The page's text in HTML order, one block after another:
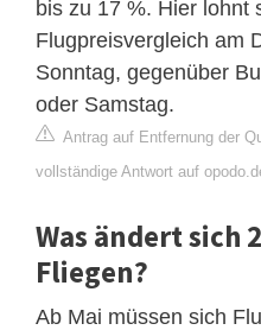
bis zu 17 %. Hier lohnt
Flugpreisvergleich am
Sonntag, gegenüber
oder Samstag.
Antrag auf Entfernung der
vollständige Antwort auf
Was ändert sich
Fliegen?
Ab Mai müssen sich